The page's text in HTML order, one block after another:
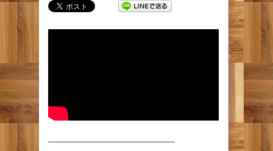
━━━━━━━━━━━━━━━━